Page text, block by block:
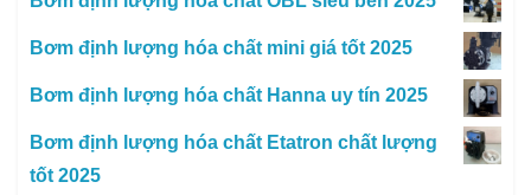
Bơm định lượng hóa chất mini giá tốt 2025
Bơm định lượng hóa chất Hanna uy tín 2025
Bơm định lượng hóa chất Etatron chất lượng
tốt 2025